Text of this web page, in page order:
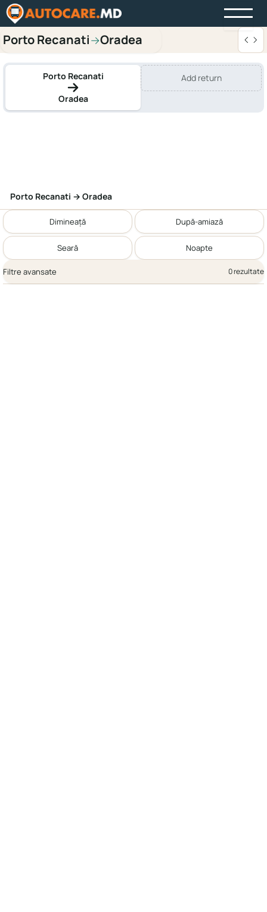
Porto Recanati→Oradea
Porto Recanati
Oradea
Add return
Porto Recanati → Oradea
Dimineață După-amiază
Seară Noapte
Filtre avansate 0 rezultate